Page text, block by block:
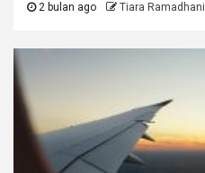
2 bulan ago Tiara Ramadhani